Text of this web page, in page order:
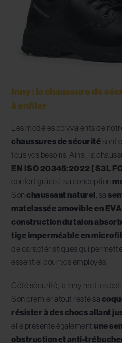
Inny : la chaussure de
à enfiler
Les modèles polyvalents de
chaussures de sécuritésont
tous vos besoins. Ainsi, la
EN ISO 20345:2022 [S3L
confort grâce à sa conception
Son chaussant naturel , sa
matelassée amovible en
construction du talon
tige imperméable en
de caractéristiques qui
essentiel pour vos employés.
Côté sécurité, la Inny met les
Son premier atout reste sa
résister à des chocs allant
elle présente également une
obstruction et anti-